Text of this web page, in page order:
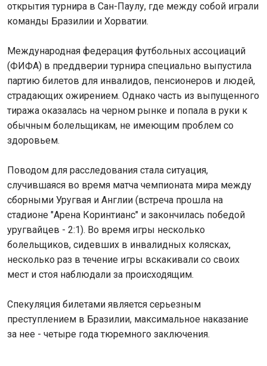
открытия турнира в Сан-Паулу, где между собой играли
команды Бразилии и Хорватии.
Международная федерация футбольных ассоциаций
(ФИФА) в преддверии турнира специально выпустила
партию билетов для инвалидов, пенсионеров и людей,
страдающих ожирением. Однако часть из выпущенного
тиража оказалась на черном рынке и попала в руки к
обычным болельщикам, не имеющим проблем со
здоровьем.
Поводом для расследования стала ситуация,
случившаяся во время матча чемпионата мира между
сборными Уругвая и Англии (встреча прошла на
стадионе "Арена Коринтианс" и закончилась победой
уругвайцев - 2:1). Во время игры несколько
болельщиков, сидевших в инвалидных колясках,
несколько раз в течение игры вскакивали со своих
мест и стоя наблюдали за происходящим.
Спекуляция билетами является серьезным
преступлением в Бразилии, максимальное наказание
за нее - четыре года тюремного заключения.